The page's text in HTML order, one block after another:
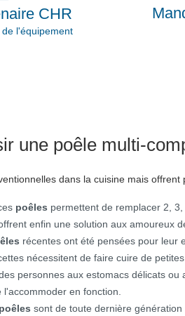
CHR
l'équipement
une poêle multi-
dans la cuisine mais
poêles permettent de remplacer 2,
enfin une solution aux amoureux
récentes ont été pensées pour leur
nécessitent de faire cuire de
personnes aux estomacs délicats
en fonction.
poêles sont de toute dernière